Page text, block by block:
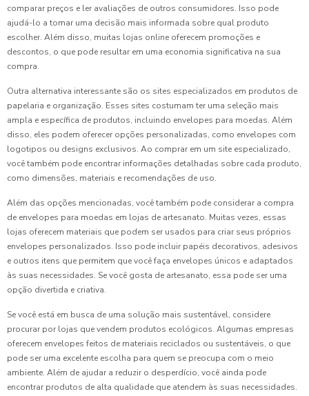
comparar preços e ler avaliações de outros consumidores. Isso pode
ajudá-lo a tomar uma decisão mais informada sobre qual produto
escolher. Além disso, muitas lojas online oferecem promoções e
descontos, o que pode resultar em uma economia significativa na sua
compra.
Outra alternativa interessante são os sites especializados em produtos de
papelaria e organização. Esses sites costumam ter uma seleção mais
ampla e específica de produtos, incluindo envelopes para moedas. Além
disso, eles podem oferecer opções personalizadas, como envelopes com
logotipos ou designs exclusivos. Ao comprar em um site especializado,
você também pode encontrar informações detalhadas sobre cada produto,
como dimensões, materiais e recomendações de uso.
Além das opções mencionadas, você também pode considerar a compra
de envelopes para moedas em lojas de artesanato. Muitas vezes, essas
lojas oferecem materiais que podem ser usados para criar seus próprios
envelopes personalizados. Isso pode incluir papéis decorativos, adesivos
e outros itens que permitem que você faça envelopes únicos e adaptados
às suas necessidades. Se você gosta de artesanato, essa pode ser uma
opção divertida e criativa.
Se você está em busca de uma solução mais sustentável, considere
procurar por lojas que vendem produtos ecológicos. Algumas empresas
oferecem envelopes feitos de materiais reciclados ou sustentáveis, o que
pode ser uma excelente escolha para quem se preocupa com o meio
ambiente. Além de ajudar a reduzir o desperdício, você ainda pode
encontrar produtos de alta qualidade que atendem às suas necessidades.